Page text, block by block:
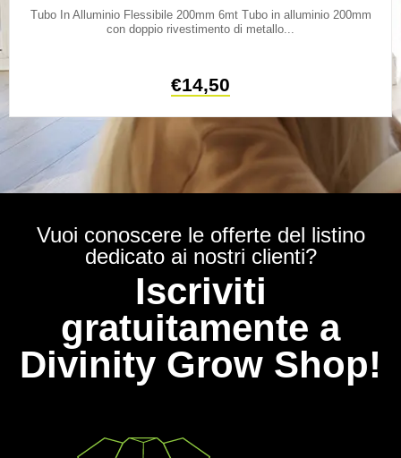
Tubo In Alluminio Flessibile 200mm 6mt Tubo in alluminio 200mm
con doppio rivestimento di metallo...
€14,50
Vuoi conoscere le offerte del listino
dedicato ai nostri clienti?
Iscriviti
gratuitamente a
Divinity Grow Shop!